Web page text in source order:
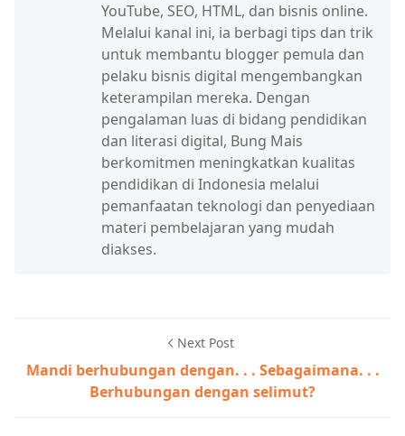
YouTube, SEO, HTML, dan bisnis online.
Melalui kanal ini, ia berbagi tips dan trik
untuk membantu blogger pemula dan
pelaku bisnis digital mengembangkan
keterampilan mereka. Dengan
pengalaman luas di bidang pendidikan
dan literasi digital, Bung Mais
berkomitmen meningkatkan kualitas
pendidikan di Indonesia melalui
pemanfaatan teknologi dan penyediaan
materi pembelajaran yang mudah
diakses.
Next Post
Mandi berhubungan dengan. . . Sebagaimana. . .
Berhubungan dengan selimut?